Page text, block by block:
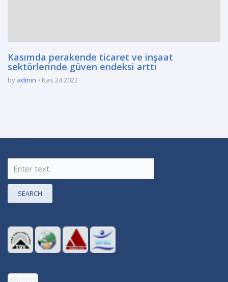
Kasımda perakende ticaret ve inşaat
sektörlerinde güven endeksi arttı
by admin Kas 24 2022
SEARCH
Ağustos